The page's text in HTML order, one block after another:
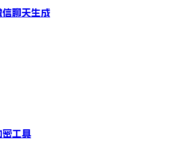
信聊天生成
密工具